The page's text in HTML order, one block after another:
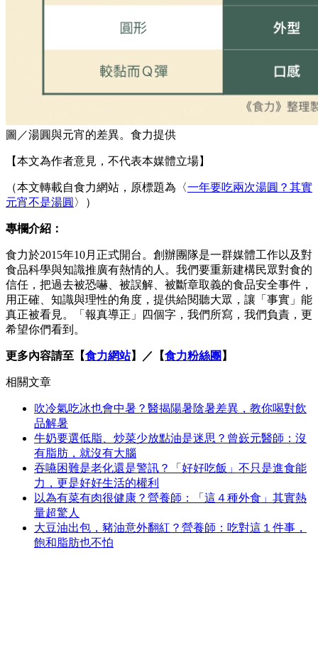
圖／湯圓與元宵的差異。食力提供
【本文為作者意見，不代表本媒體立場】
（本文轉載自食力網站，原標題為〈一年要吃兩次湯圓？其實
元宵不是湯圓 〉）
專欄介紹：
食力於2015年10月正式開台。創辦團隊是一群媒體工作以及對
食品科學與知識推廣有熱情的人。我們要重新建構民眾對食的
信任，把過去被恐嚇、被誤解、被斷章取義的食品安全事件，
用正確、知識與理性的角度，提供給閱聽大眾，讓「事實」能
真正被看見。「報真導正」四個字，我們所寫，我們負責，更
希望你們看到。
更多內容請至【食力網站】／【食力粉絲團 】
相關文章
吹冷氣吃冰也會中暑？醫揭陽暑陰暑差異，教你喝對飲
品解暑
牛奶要選低脂、炒菜少放點油是迷思？曾嶔元醫師：沒
有脂肪，就沒有大腦
吞嚥困難是老化還是警訊？「好好吃飯」不只是進食能
力，更是好好生活的權利
以為有菜有肉很健康？營養師：「這４種外食」其實熱
量超驚人
大豆油出包，豬油意外翻紅？營養師：吃對這１件事，
飽和脂肪也不怕